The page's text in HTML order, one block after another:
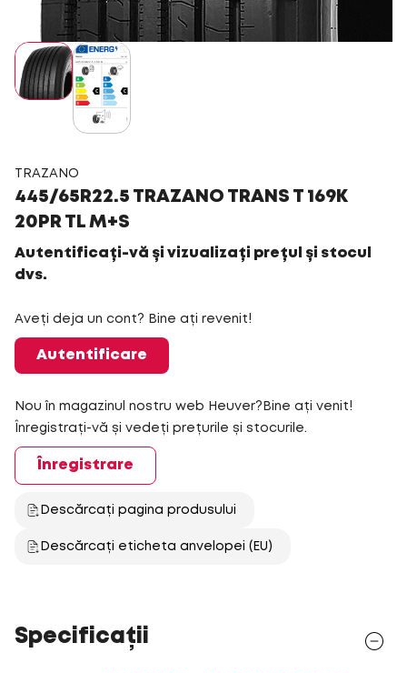
TRAZANO
445/65R22.5 TRAZANO TRANS T 169K
20PR TL M+S
Autentificați-vă și vizualizați prețul și stocul
dvs.
Aveți deja un cont? Bine ați revenit!
Autentificare
Nou în magazinul nostru web Heuver?Bine ați venit!
Înregistrați-vă și vedeți prețurile și stocurile.
Înregistrare
Descărcați pagina produsului
Descărcați eticheta anvelopei (EU)
Specificații